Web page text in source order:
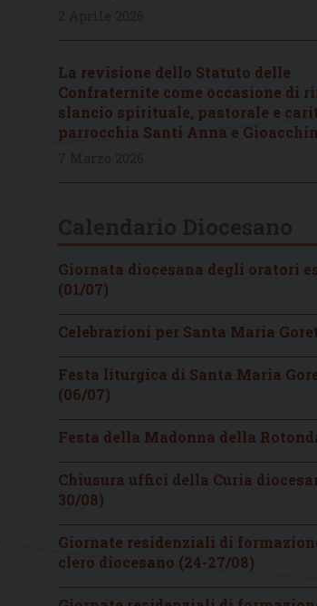
La revisione dello Statuto delle
Confraternite come occasione di
slancio spirituale, pastorale e
parrocchia Santi Anna e
Giornata diocesana degli oratori
(01/07)
Celebrazioni per Santa Maria
Festa liturgica di Santa Maria
(06/07)
Festa della Madonna della
Chiusura uffici della Curia
30/08)
Giornate residenziali di
clero diocesano (24-27/08)